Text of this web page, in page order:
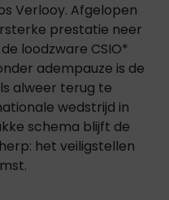
Verlooy. Afgelopen
prestatie neer
loodzware CSIO*
adempauze is de
alweer terug te
wedstrijd in
schema blijft de
het veiligstellen